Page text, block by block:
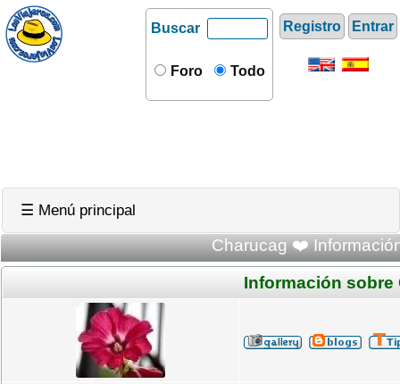
Registro Entrar
Buscar
Foro Todo
☰ Menú principal
Charucag ❤️
Información sobre